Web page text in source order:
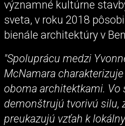
významné kultúrne
sveta, v roku 2018
bienále architektúry v
"Spoluprácu medzi
McNamara
oboma architektkami. Vo
demonštrujú tvorivú silu,
preukazujú vzťah k